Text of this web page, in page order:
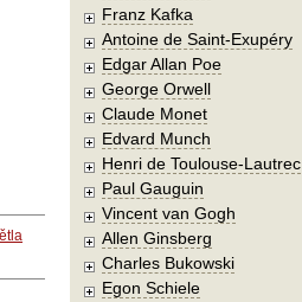
Franz Kafka
Antoine de Saint-Exupéry
Edgar Allan Poe
George Orwell
Claude Monet
Edvard Munch
Henri de Toulouse-Lautrec
Paul Gauguin
Vincent van Gogh
Allen Ginsberg
Charles Bukowski
Egon Schiele